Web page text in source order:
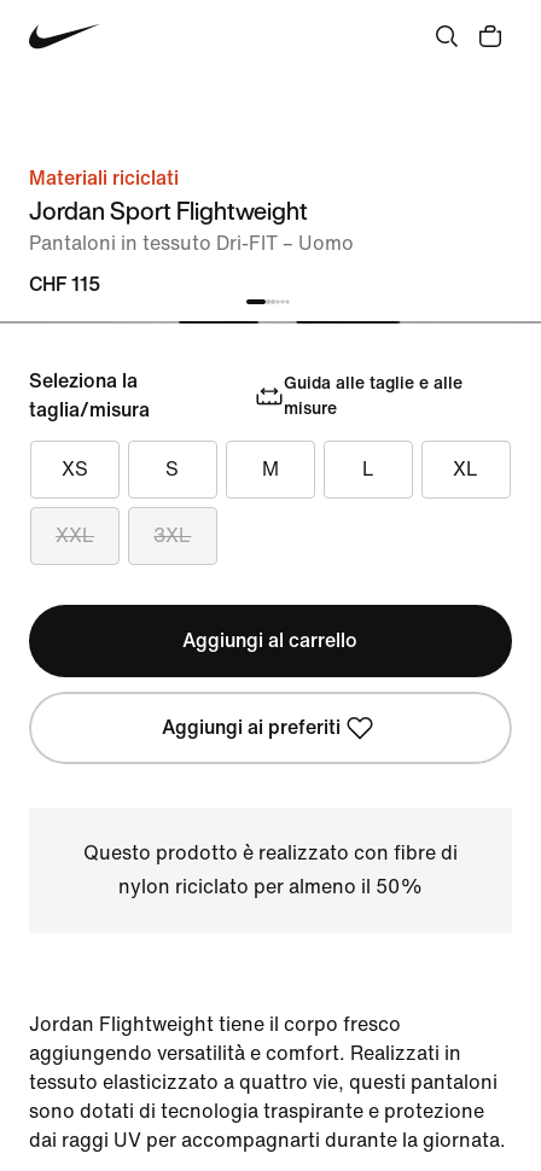
Materiali riciclati
Jordan Sport Flightweight
Pantaloni in tessuto Dri-FIT – Uomo
CHF 115
Seleziona la
taglia/misura
Guida alle taglie e alle
misure
XS S M L XL
XXL 3XL
Aggiungi al carrello
Aggiungi ai preferiti
Questo prodotto è realizzato con fibre di
nylon riciclato per almeno il 50%
Jordan Flightweight tiene il corpo fresco
aggiungendo versatilità e comfort. Realizzati in
tessuto elasticizzato a quattro vie, questi pantaloni
sono dotati di tecnologia traspirante e protezione
dai raggi UV per accompagnarti durante la giornata.